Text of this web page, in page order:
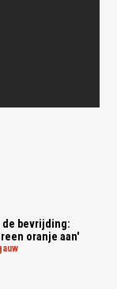
de bevrijding:
oranje aan'